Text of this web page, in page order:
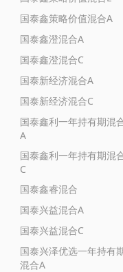
国泰鑫策略价值混合A
国泰鑫澄混合A
国泰鑫澄混合C
国泰新经济混合A
国泰新经济混合C
国泰鑫利一年持有期混
A
国泰鑫利一年持有期混
C
国泰鑫睿混合
国泰兴益混合A
国泰兴益混合C
国泰兴泽优选一年持有
混合A